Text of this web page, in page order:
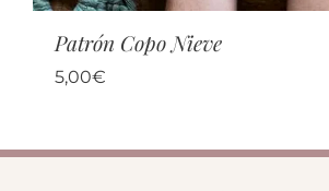
Patrón Copo Nieve
5,00€